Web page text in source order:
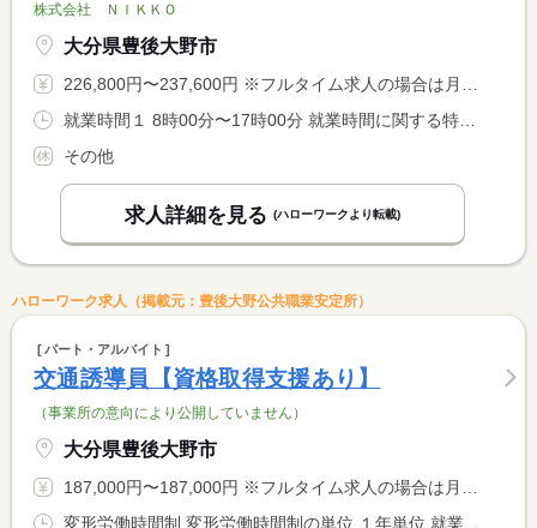
株式会社 ＮＩＫＫＯ
大分県豊後大野市
226,800円〜237,600円 ※フルタイム求人の場合は月額（換算額）、パート求人の場合は時間額を表示しています。
その他
求人詳細を見る (ハローワークより転載)
ハローワーク求人（掲載元：豊後大野公共職業安定所）
パート・アルバイト
交通誘導員【資格取得支援あり】
（事業所の意向により公開していません）
大分県豊後大野市
187,000円〜187,000円 ※フルタイム求人の場合は月額（換算額）、パート求人の場合は時間額を表示しています。